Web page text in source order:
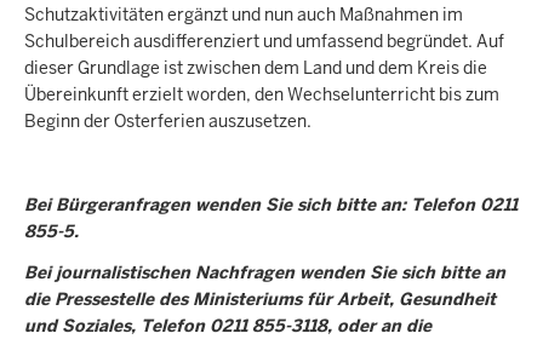
Schutzaktivitäten ergänzt und nun auch Maßnahmen im
Schulbereich ausdifferenziert und umfassend begründet. Auf
dieser Grundlage ist zwischen dem Land und dem Kreis die
Übereinkunft erzielt worden, den Wechselunterricht bis zum
Beginn der Osterferien auszusetzen.
Bei Bürgeranfragen wenden Sie sich bitte an: Telefon 0211
855-5.
Bei journalistischen Nachfragen wenden Sie sich bitte an
die Pressestelle des Ministeriums für Arbeit, Gesundheit
und Soziales, Telefon 0211 855-3118, oder an die